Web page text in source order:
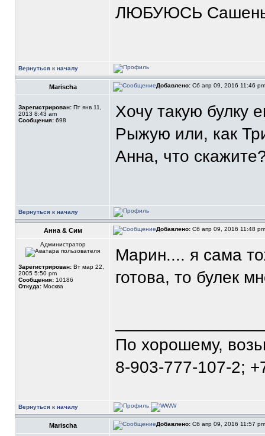
ЛЮБУЮСЬ
Вернуться к началу
Marischa Добавлено: Сб апр 09, 2016 11:46
Зарегистрирован: Пт янв 11,
2013 8:43 am
Сообщения: 698
Хочу такую булку
Рыжую или, как
Анна, что
Вернуться к началу
Анна & Сим Добавлено: Сб апр 09, 2016 11:48
Администратор
Зарегистрирован: Вт мар 22,
2005 5:50 pm
Сообщения: 10186
Откуда: Москва
Марин.... я сама
готова, то булек
По хорошему,
8-903-777-107-2;
Вернуться к началу
Marischa Добавлено: Сб апр 09, 2016 11:57